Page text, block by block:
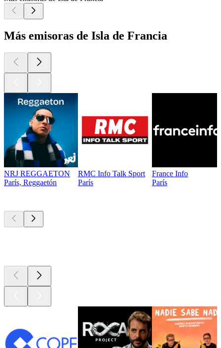
Más emisoras de Isla de Francia
NRJ REGGAETON
París, Reggaetón
RMC Info Talk Sport
París
France Info
París